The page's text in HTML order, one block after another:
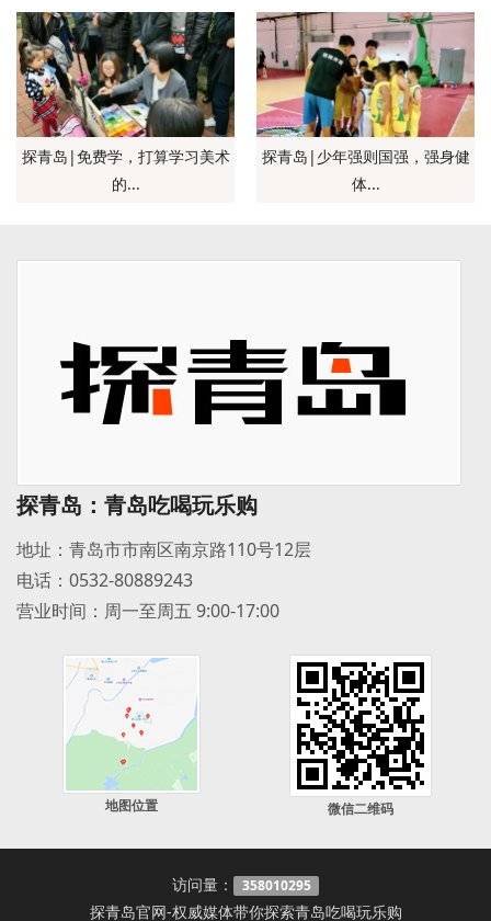
探青岛|免费学，打算学习美术
的...
探青岛|少年强则国强，强身健
体...
探青岛：青岛吃喝玩乐购
地址：青岛市市南区南京路110号12层
电话：0532-80889243
营业时间：周一至周五 9:00-17:00
地图位置 微信二维码
访问量： 358010295
探青岛官网-权威媒体带你探索青岛吃喝玩乐购